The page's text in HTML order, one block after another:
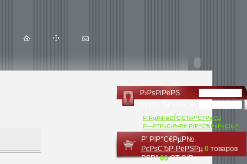
Р›РѕРіРёРЅ
Р РµРіРёСЃС‚СЂР°С†РёСЏ
Р—Р°Р±С‹Р»Рё РїР°СЂРѕР»СЊ?
Р’ РІР°С€РµР№
РєРѕСЂР·РёРЅРµ 0 товаров
РЅР°00СЂСѓР±.